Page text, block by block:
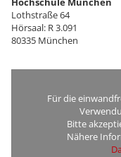
Lothstraße 64
Hörsaal: R 3.091
80335 München
Für die
Bitte
Nähere